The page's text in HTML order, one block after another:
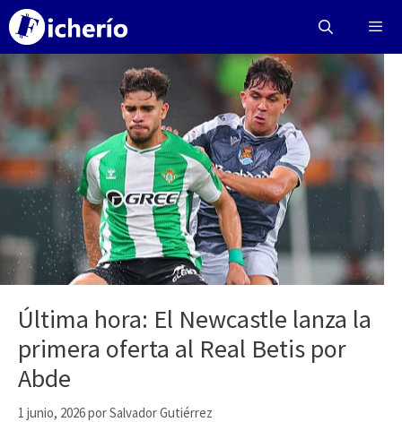
Saltar
contenido
Menú
Última hora: El Newcastle lanza la
primera oferta al Real Betis por
Abde
1 junio, 2026porSalvador Gutiérrez